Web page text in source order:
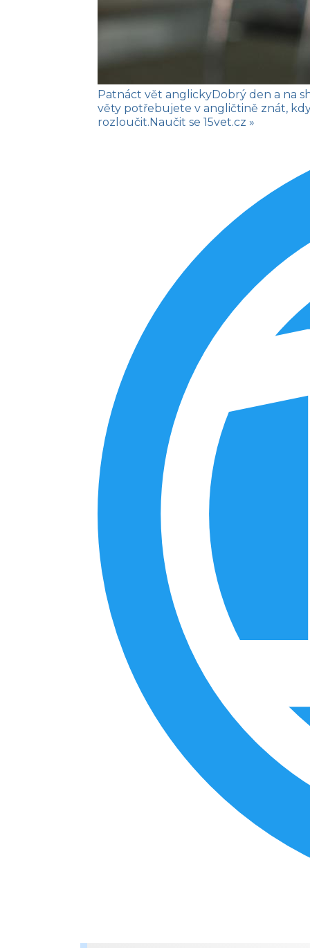
Patnáct vět anglickyDobrý den a na
věty potřebujete v angličtině znát,
rozloučit.Naučit se 15vet.cz »